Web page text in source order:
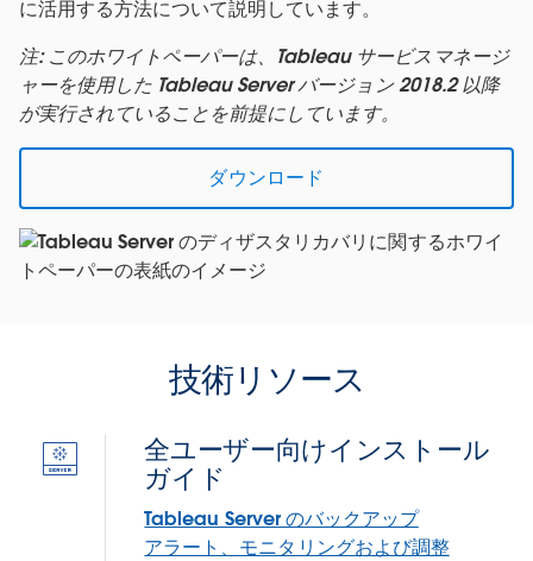
に活用する方法について説明しています。
注: このホワイトペーパーは、Tableau サービスマネージ
ャーを使用した Tableau Server バージョン 2018.2 以降
が実行されていることを前提にしています。
ダウンロード
技術リソース
全ユーザー向けインストール
ガイド
Tableau Server のバックアップ
アラート、モニタリングおよび調整